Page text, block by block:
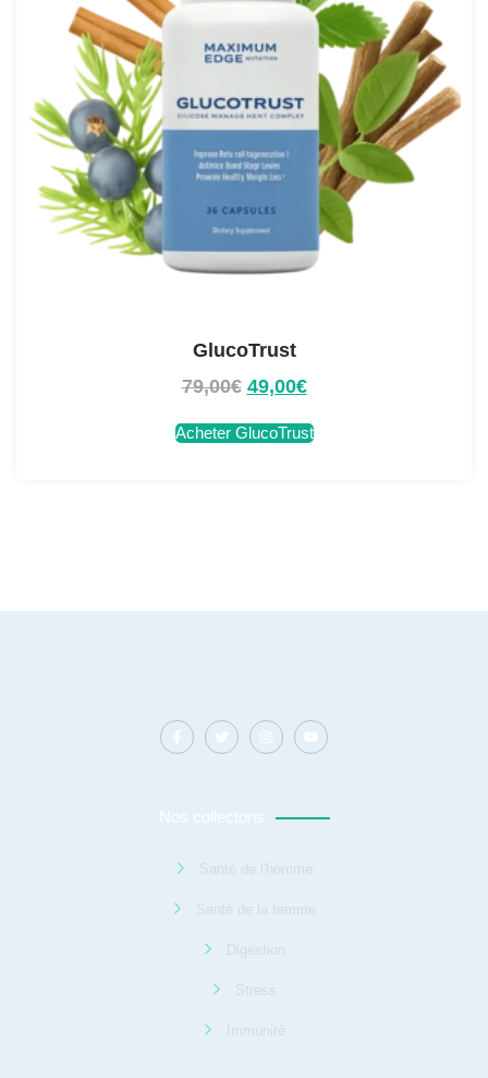
GlucoTrust
79,00€ 49,00€
Acheter GlucoTrust
Nos collectons
Santé de l'homme
Santé de la femme
Digestion
Stress
Immunité